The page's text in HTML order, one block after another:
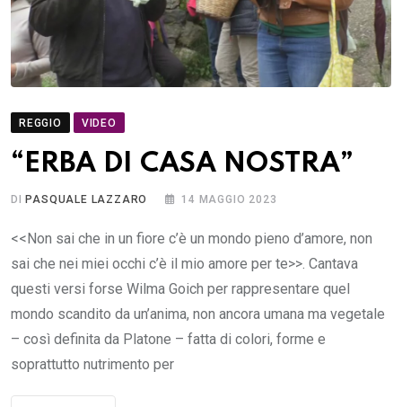
REGGIO VIDEO
“ERBA DI CASA NOSTRA”
DI PASQUALE LAZZARO 14 MAGGIO 2023
<<Non sai che in un fiore c’è un mondo pieno d’amore, non
sai che nei miei occhi c’è il mio amore per te>>. Cantava
questi versi forse Wilma Goich per rappresentare quel
mondo scandito da un’anima, non ancora umana ma vegetale
– così definita da Platone – fatta di colori, forme e
soprattutto nutrimento per